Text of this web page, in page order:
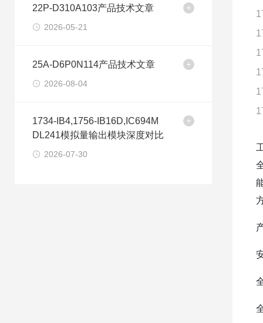
22P-D310A103产品技术文章
2026-05-21
25A-D6P0N114产品技术文章
2026-08-04
1734-IB4,1756-IB16D,IC694M
DL241模拟量输出模块深度对比
2026-07-30